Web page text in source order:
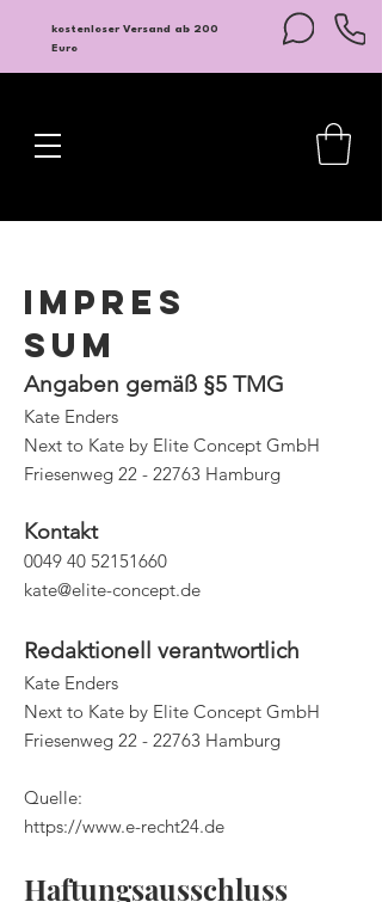
kostenloser Versand ab 200
Euro
Impres
sum
Angaben gemäß §5 TMG
Kate Enders
Next to Kate by Elite Concept GmbH
Friesenweg 22 - 22763 Hamburg
Kontakt
0049 40 52151660
kate@elite-concept.de
Redaktionell verantwortlich
Kate Enders
Next to Kate by Elite Concept GmbH
Friesenweg 22 - 22763 Hamburg
Quelle:
https://www.e-recht24.de
Haftungsausschluss